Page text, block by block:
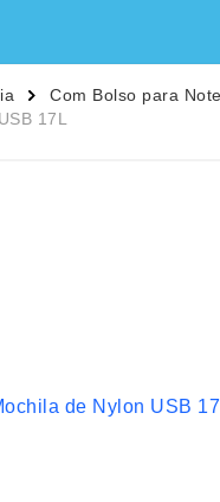
Com Bolso para
17L